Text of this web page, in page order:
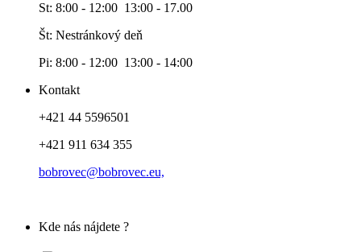
St: 8:00 - 12:00 13:00 - 17.00
Št: Nestránkový deň
Pi: 8:00 - 12:00 13:00 - 14:00
Kontakt
+421 44 5596501
+421 911 634 355
bobrovec@bobrovec.eu,
Kde nás nájdete ?